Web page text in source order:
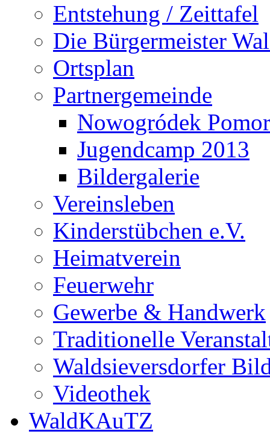
Entstehung / Zeittafel
Die Bürgermeister
Ortsplan
Partnergemeinde
Nowogródek
Jugendcamp 2013
Bildergalerie
Vereinsleben
Kinderstübchen e.V.
Heimatverein
Feuerwehr
Gewerbe & Handwerk
Traditionelle
Waldsieversdorfer
Videothek
WaldKAuTZ